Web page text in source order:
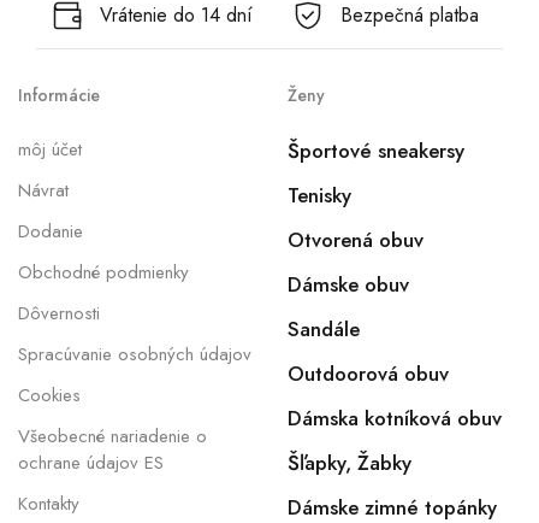
Vrátenie do 14 dní Bezpečná platba
Informácie
môj účet
Návrat
Dodanie
Obchodné podmienky
Dôvernosti
Spracúvanie osobných údajov
Cookies
Všeobecné nariadenie o
ochrane údajov ES
Kontakty
Ženy
Športové sneakersy
Tenisky
Otvorená obuv
Dámske obuv
Sandále
Outdoorová obuv
Dámska kotníková obuv
Šľapky, Žabky
Dámske zimné topánky